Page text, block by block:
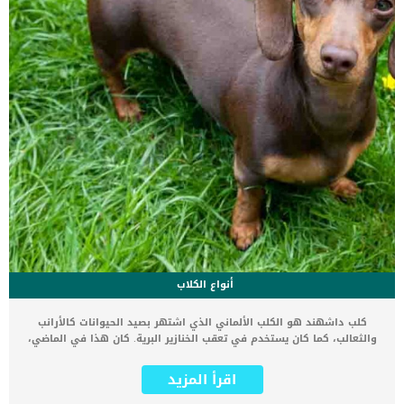
الفطرية التى تصيب الكلب.فى […]
أنواع الكلاب
كلب داشهند هو الكلب الألماني الذي اشتهر بصيد الحيوانات كالأرانب
والثعالب، كما كان يستخدم في تعقب الخنازير البرية. كان هذا في الماضي،
على مستوى العالم بسبب مميزاتها سنقدم لك في هذا المقال معلومات
عن كلب داشهند وتاريخ نشأته وشخصيته ومميزاته وطرق الاهتمام به.
اقرأ المزيد